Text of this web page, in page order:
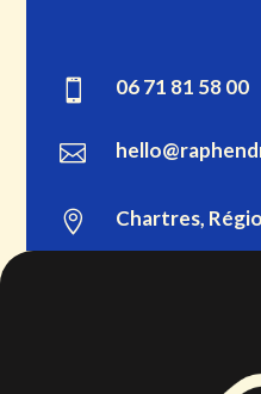
 06 71 81 58 00

 Chartres,